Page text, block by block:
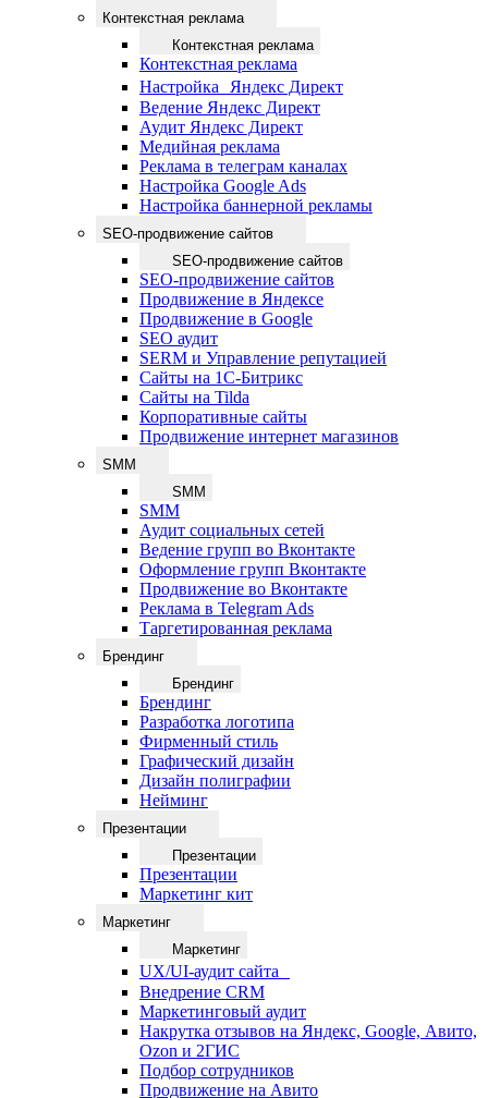
Контекстная реклама
Контекстная реклама
Контекстная реклама
Настройка Яндекс Директ
Ведение Яндекс Директ
Аудит Яндекс Директ
Медийная реклама
Реклама в телеграм каналах
Настройка Google Ads
Настройка баннерной рекламы
SEO-продвижение сайтов
SEO-продвижение сайтов
SEO-продвижение сайтов
Продвижение в Яндексе
Продвижение в Google
SEO аудит
SERM и Управление репутацией
Сайты на 1С-Битрикс
Сайты на Tilda
Корпоративные сайты
Продвижение интернет магазинов
SMM
SMM
SMM
Аудит социальных сетей
Ведение групп во Вконтакте
Оформление групп Вконтакте
Продвижение во Вконтакте
Реклама в Telegram Ads
Таргетированная реклама
Брендинг
Брендинг
Брендинг
Разработка логотипа
Фирменный стиль
Графический дизайн
Дизайн полиграфии
Нейминг
Презентации
Презентации
Презентации
Маркетинг кит
Маркетинг
Маркетинг
UX/UI-аудит сайта
Внедрение CRM
Маркетинговый аудит
Накрутка отзывов на Яндекс, Google, Авито,
Ozon и 2ГИС
Подбор сотрудников
Продвижение на Авито